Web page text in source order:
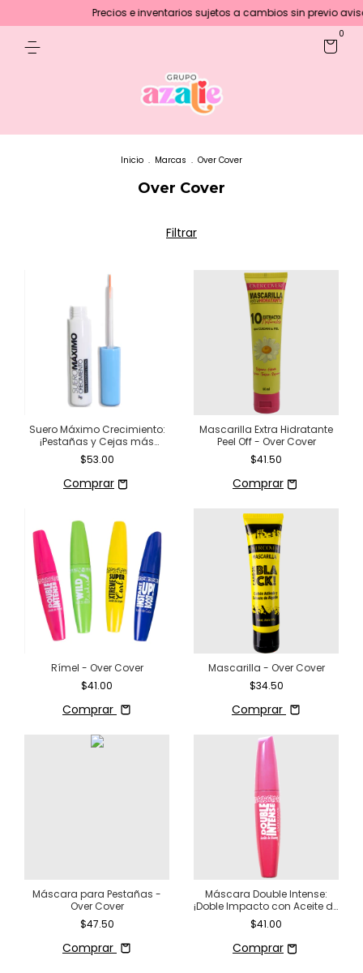
Precios e inventarios sujetos a cambios sin previo aviso :)
0
Inicio . Marcas . Over Cover
Over Cover
Filtrar
Suero Máximo Crecimiento:
¡Pestañas y Cejas más
Largas en 28 Días!
$53.00
Mascarilla Extra Hidratante
Peel Off - Over Cover
$41.50
Rímel - Over Cover
$41.00
Comprar
Mascarilla - Over Cover
$34.50
Comprar
Máscara para Pestañas -
Over Cover
$47.50
Comprar
Máscara Double Intense:
¡Doble Impacto con Aceite de
Mamey!
$41.00